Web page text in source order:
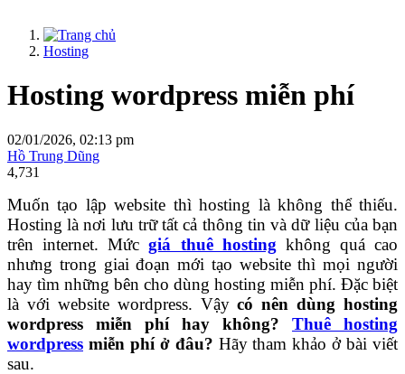
Hosting
Hosting wordpress miễn phí
02/01/2026, 02:13 pm
Hồ Trung Dũng
4,731
Muốn tạo lập website thì hosting là không thể thiếu.
Hosting là nơi lưu trữ tất cả thông tin và dữ liệu của bạn
trên internet. Mứcgiá thuê hosting không quá cao
nhưng trong giai đoạn mới tạo website thì mọi người
hay tìm những bên cho dùng hosting miễn phí. Đặc biệt
là với website wordpress. Vậycó nên dùng hosting
wordpress miễn phí hay không?
Thuê hosting
wordpress miễn phí ở đâu? Hãy tham khảo ở bài viết
sau.